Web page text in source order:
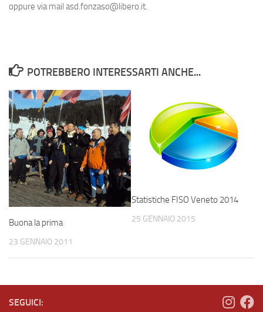
oppure via mail asd.fonzaso@libero.it.
POTREBBERO INTERESSARTI ANCHE...
Buona la prima
23 GENNAIO 2011
Statistiche FISO Veneto 2014
25 GENNAIO 2015
SEGUICI: